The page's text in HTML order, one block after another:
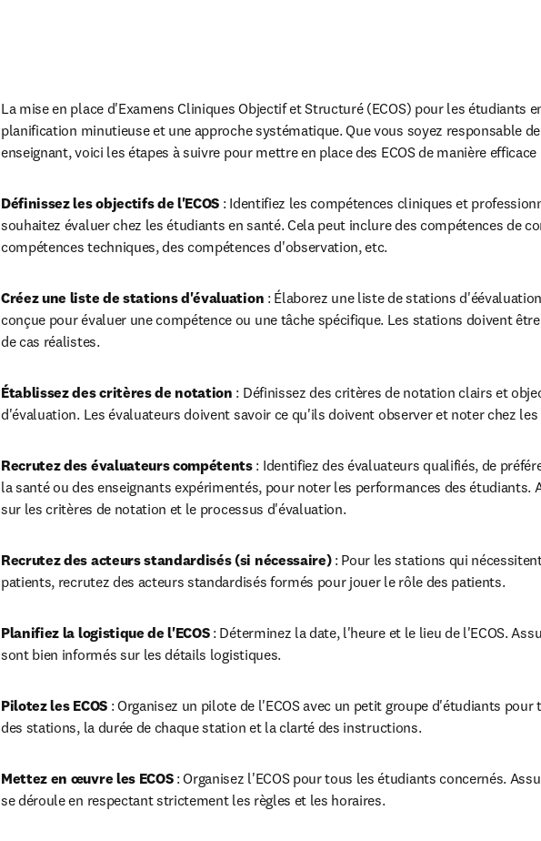
La mise en place d'Examens Cliniques Objectif et Structuré (ECOS) pour les étudiants
planification minutieuse et une approche systématique. Que vous soyez responsable
enseignant, voici les étapes à suivre pour mettre en place des ECOS de manière efficace
Définissez les objectifs de l'ECOS : Identifiez les compétences cliniques et
souhaitez évaluer chez les étudiants en santé. Cela peut inclure des compétences de
compétences techniques, des compétences d'observation, etc.
Créez une liste de stations d'évaluation : Élaborez une liste de stations
conçue pour évaluer une compétence ou une tâche spécifique. Les stations doivent
de cas réalistes.
Établissez des critères de notation : Définissez des critères de notation clairs et
d'évaluation. Les évaluateurs doivent savoir ce qu'ils doivent observer et noter chez
Recrutez des évaluateurs compétents : Identifiez des évaluateurs qualifiés, de
la santé ou des enseignants expérimentés, pour noter les performances des étudiants.
sur les critères de notation et le processus d'évaluation.
Recrutez des acteurs standardisés (si nécessaire) : Pour les stations qui
patients, recrutez des acteurs standardisés formés pour jouer le rôle des patients.
Planifiez la logistique de l'ECOS : Déterminez la date, l'heure et le lieu de l'ECOS.
sont bien informés sur les détails logistiques.
Pilotez les ECOS : Organisez un pilote de l'ECOS avec un petit groupe d'étudiants
des stations, la durée de chaque station et la clarté des instructions.
Mettez en œuvre les ECOS : Organisez l'ECOS pour tous les étudiants concernés.
se déroule en respectant strictement les règles et les horaires.